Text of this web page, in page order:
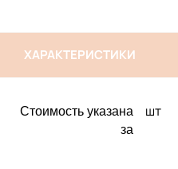
ХАРАКТЕРИСТИКИ
Стоимость указана
за
шт